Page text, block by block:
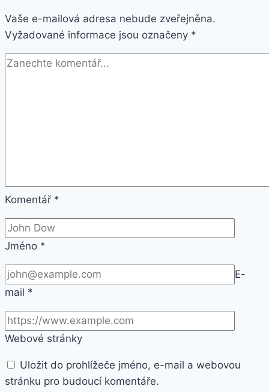
řetěz
Midi
ON1
Vaše e-mailová adresa nebude zveřejněna.
Vyžadované informace jsou označeny *
Komentář *
Jméno *
E-
mail *
Webové stránky
Uložit do prohlížeče jméno, e-mail a webovou
stránku pro budoucí komentáře.